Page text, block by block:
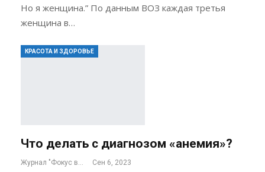
Но я женщина.” По данным ВОЗ каждая третья
женщина в…
КРАСОТА И ЗДОРОВЬЕ
Что делать с диагнозом «анемия»?
Сен 6, 2023